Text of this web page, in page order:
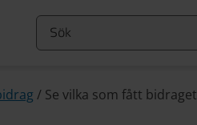
/ Se vilka som fått bidraget